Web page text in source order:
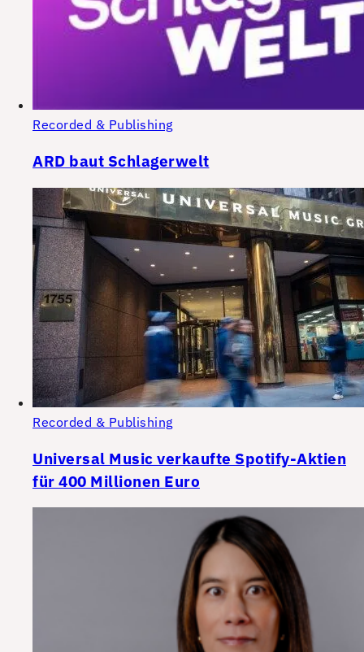
Recorded & Publishing
ARD baut Schlagerwelt
Recorded & Publishing
Universal Music verkaufte Spotify-Aktien
für 400 Millionen Euro